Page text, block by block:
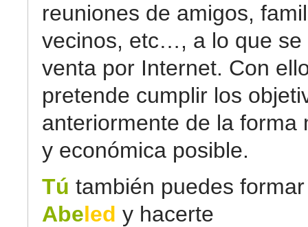
reuniones de amigos,
vecinos, etc…, a lo que se
venta por Internet. Con
pretende cumplir los
anteriormente de la forma
y económica posible.
Tú también puedes
Abeled y hacerte